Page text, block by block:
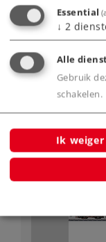
Leverbaar
Spoor 1
Essential
↓ 2
Alle
Gebruik
schakelen.
Ik weiger